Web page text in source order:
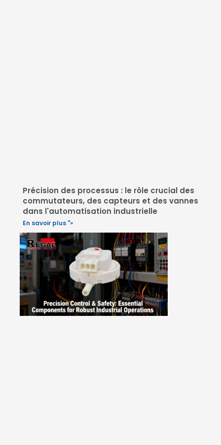
Précision des processus : le rôle crucial des
commutateurs, des capteurs et des vannes
dans l'automatisation industrielle
En savoir plus "»